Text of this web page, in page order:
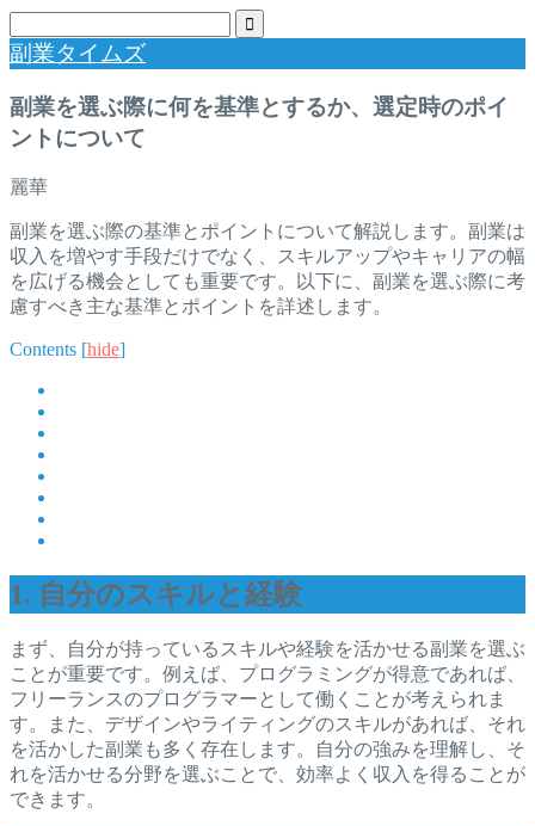
副業タイムズ
副業を選ぶ際に何を基準とするか、選定時のポイ
ントについて
麗華
副業を選ぶ際の基準とポイントについて解説します。副業は
収入を増やす手段だけでなく、スキルアップやキャリアの幅
を広げる機会としても重要です。以下に、副業を選ぶ際に考
慮すべき主な基準とポイントを詳述します。
Contents [hide]
1. 自分のスキルと経験
まず、自分が持っているスキルや経験を活かせる副業を選ぶ
ことが重要です。例えば、プログラミングが得意であれば、
フリーランスのプログラマーとして働くことが考えられま
す。また、デザインやライティングのスキルがあれば、それ
を活かした副業も多く存在します。自分の強みを理解し、そ
れを活かせる分野を選ぶことで、効率よく収入を得ることが
できます。